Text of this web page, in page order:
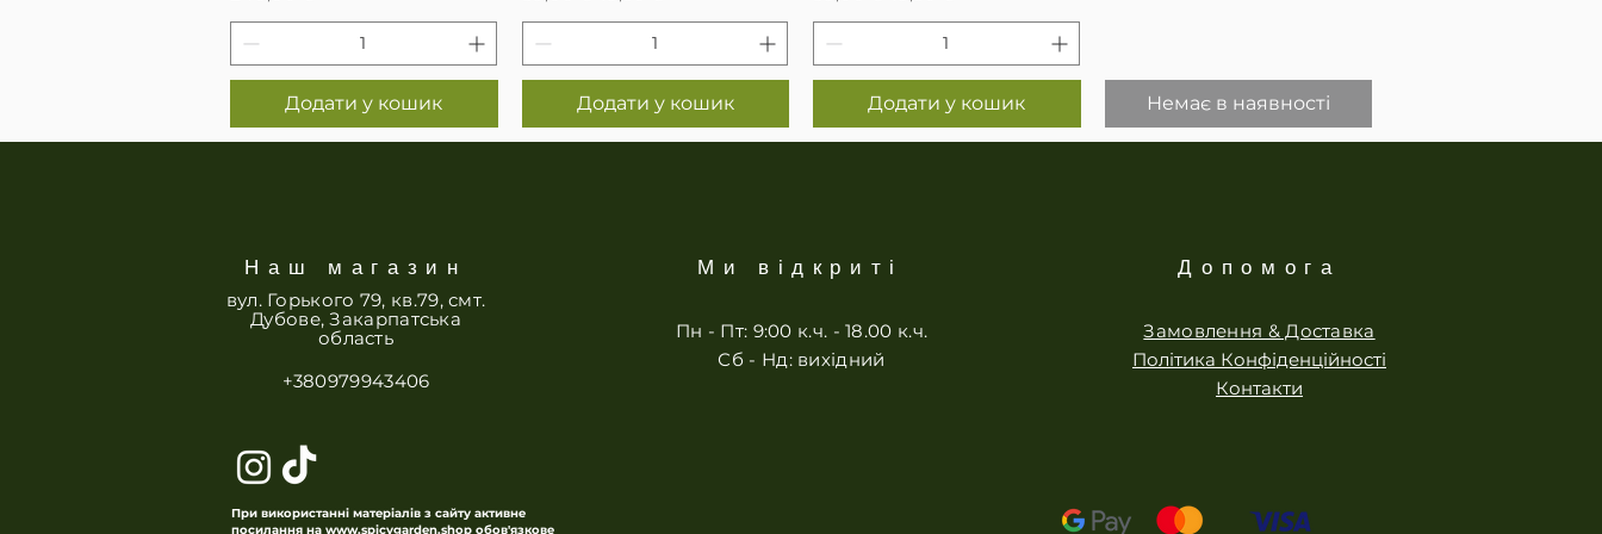
Додати у кошик Додати у кошик Додати у кошик Немає в наявності
Наш магазин
вул. Горького 79, кв.79, смт.
Дубове, Закарпатська
область
+380979943406
Ми відкриті
Пн - Пт: 9:00 к.ч. - 18.00 к.ч.
Сб - Нд: вихідний
При використанні матеріалів з сайту активне
посилання на www.spicygarden.shop обов'язкове
Допомога
Замовлення & Доставка
Політика Конфіденційності
Контакти